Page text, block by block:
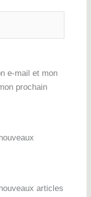
e-mail et mon
prochain
articles